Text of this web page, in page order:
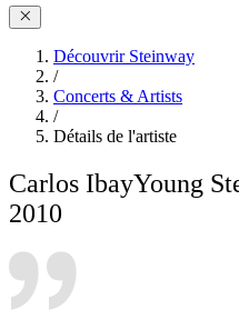
Découvrir Steinway
/
Concerts & Artists
/
Détails de l'artiste
Carlos IbayYoung
2010